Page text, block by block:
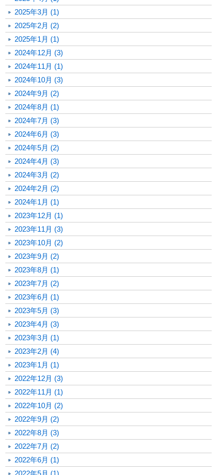
2025年3月 (1)
2025年2月 (2)
2025年1月 (1)
2024年12月 (3)
2024年11月 (1)
2024年10月 (3)
2024年9月 (2)
2024年8月 (1)
2024年7月 (3)
2024年6月 (3)
2024年5月 (2)
2024年4月 (3)
2024年3月 (2)
2024年2月 (2)
2024年1月 (1)
2023年12月 (1)
2023年11月 (3)
2023年10月 (2)
2023年9月 (2)
2023年8月 (1)
2023年7月 (2)
2023年6月 (1)
2023年5月 (3)
2023年4月 (3)
2023年3月 (1)
2023年2月 (4)
2023年1月 (1)
2022年12月 (3)
2022年11月 (1)
2022年10月 (2)
2022年9月 (2)
2022年8月 (3)
2022年7月 (2)
2022年6月 (1)